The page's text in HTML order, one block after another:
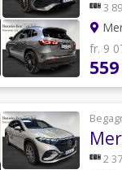
3
fr. 9
2